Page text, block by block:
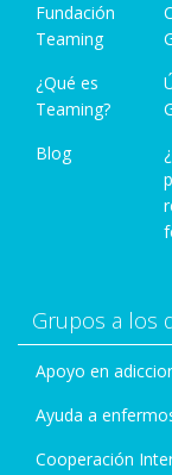
Fundación
Teaming
¿Qué es
Teaming?
Blog
Grupos a los
Apoyo en
Ayuda a
Cooperación